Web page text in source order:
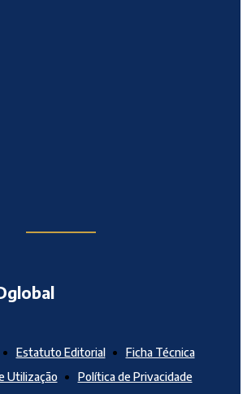
Estatuto Editorial
Ficha Técnica
Utilização
Política de Privacidade